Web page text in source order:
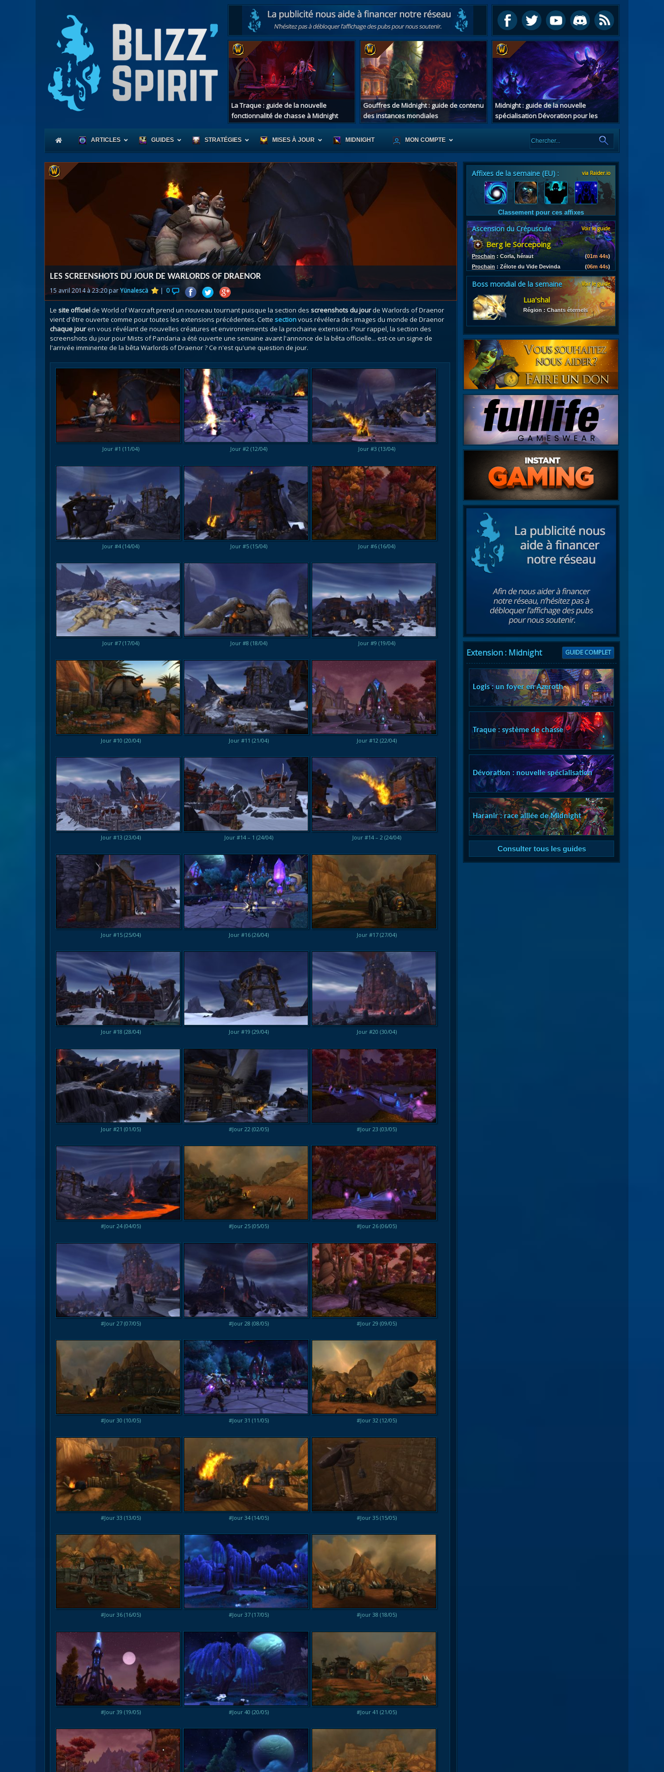
La Traque : guide de la nouvelle
fonctionnalité de chasse à Midnight
Gouffres de Midnight : guide de contenu
des instances mondiales
Midnight : guide de la nouvelle
spécialisation Dévoration pour les
chasseurs de démons
ARTICLES GUIDES
Coeur d'Azeroth
Races alliées
Exploration des îles
Nazjatar et
Mécagone
Débloquer le vol
Assauts à Uldum et au Val
Visions horrifiques
VOIR + DE GUIDES
Scénario de Chromie
Les bastonneurs
Rivage Brisé
Débloquer le vol
Arme prodigieuse
Les réputations
Les mascottes
Les ensembles d'armures
Les métiers
STRATÉGIES MISES À JOUR MIDNIGHT MON COMPTE
LES SCREENSHOTS DU JOUR DE WARLORDS OF DRAENOR
15 avril 2014 à 23:20 parYünalescä | 0
Le site officielde World of Warcraft prend un nouveau tournant puisque la section des screenshots du jourde Warlords of Draenor
vient d'être ouverte comme pour toutes les extensions précédentes. Cette sectionvous révélera des images du monde de Draenor
chaque jouren vous révélant de nouvelles créatures et environnements de la prochaine extension. Pour rappel, la section des
screenshots du jour pour Mists of Pandaria a été ouverte une semaine avant l'annonce de la bêta officielle... est-ce un signe de
l'arrivée imminente de la bêta Warlords of Draenor ? Ce n'est qu'une question de jour.
Jour #1 (11/04) Jour #2 (12/04) Jour #3 (13/04)
Jour #4 (14/04) Jour #5 (15/04) Jour #6 (16/04)
Jour #7 (17/04) Jour #8 (18/04) Jour #9 (19/04)
Jour #10 (20/04) Jour #11 (21/04) Jour #12 (22/04)
Jour #13 (23/04) Jour #14 – 1 (24/04) Jour #14 – 2 (24/04)
Jour #15 (25/04) Jour #16 (26/04) Jour #17 (27/04)
Jour #18 (28/04) Jour #19 (29/04) Jour #20 (30/04)
Jour #21 (01/05) #Jour 22 (02/05) #Jour 23 (03/05)
#Jour 24 (04/05) #Jour 25 (05/05) #Jour 26 (06/05)
#Jour 27 (07/05) #Jour 28 (08/05) #Jour 29 (09/05)
#Jour 30 (10/05) #Jour 31 (11/05) #Jour 32 (12/05)
#Jour 33 (13/05) #Jour 34 (14/05) #Jour 35 (15/05)
#Jour 36 (16/05) #Jour 37 (17/05) #jour 38 (18/05)
#Jour 39 (19/05) #Jour 40 (20/05) #Jour 41 (21/05)
Affixes de la semaine (EU) : via Raider.io
Classement pour ces affixes
Ascension du Crépuscule Voir le guide
Berg le Sorcepoing
Prochain : Corla, héraut (01m 42s)
Prochain : Zélote du Vide Devinda (06m 42s)
Boss mondial de la semaine Voir le guide
Lua'shal
Région : Chants éternels
Extension : Midnight GUIDE COMPLET
Logis : un foyer en Azeroth
Traque : système de chasse
Dévoration : nouvelle spécialisation
Haranir : race alliée de Midnight
Consulter tous les guides